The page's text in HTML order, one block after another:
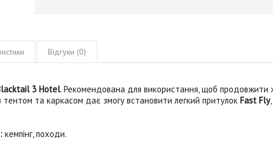
Відгуки (0)
3 Hotel. Рекомендована для використання, щоб продовжити
та каркасом дає змогу встановити легкий притулок Fast Fly
: кемпінг, походи.